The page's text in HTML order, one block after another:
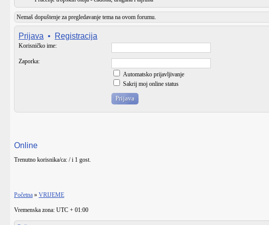
Nemaš dopuštenje za pregledavanje tema na ovom forumu.
Prijava • Registracija
Korisničko ime:
Zaporka:
Automatsko prijavljivanje
Sakrij moj online status
Online
Trenutno korisnika/ca: / i 1 gost.
Početna » VRIJEME
Vremenska zona: UTC + 01:00